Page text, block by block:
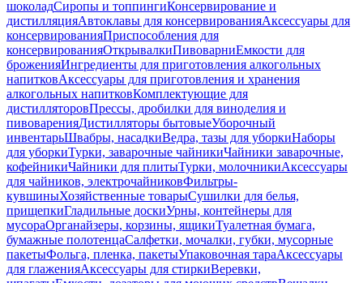
шоколадСиропы и топпингиКонсервирование и
дистилляцияАвтоклавы для консервированияАксессуары для
консервированияПриспособления для
консервированияОткрывалкиПивоварниЕмкости для
броженияИнгредиенты для приготовления алкогольных
напитковАксессуары для приготовления и хранения
алкогольных напитковКомплектующие для
дистилляторовПрессы, дробилки для виноделия и
пивоваренияДистилляторы бытовыеУборочный
инвентарьШвабры, насадкиВедра, тазы для уборкиНаборы
для уборкиТурки, заварочные чайникиЧайники заварочные,
кофейникиЧайники для плитыТурки, молочникиАксессуары
для чайников, электрочайниковФильтры-
кувшиныХозяйственные товарыСушилки для белья,
прищепкиГладильные доскиУрны, контейнеры для
мусораОрганайзеры, корзины, ящикиТуалетная бумага,
бумажные полотенцаСалфетки, мочалки, губки, мусорные
пакетыФольга, пленка, пакетыУпаковочная тараАксессуары
для глаженияАксессуары для стиркиВеревки,